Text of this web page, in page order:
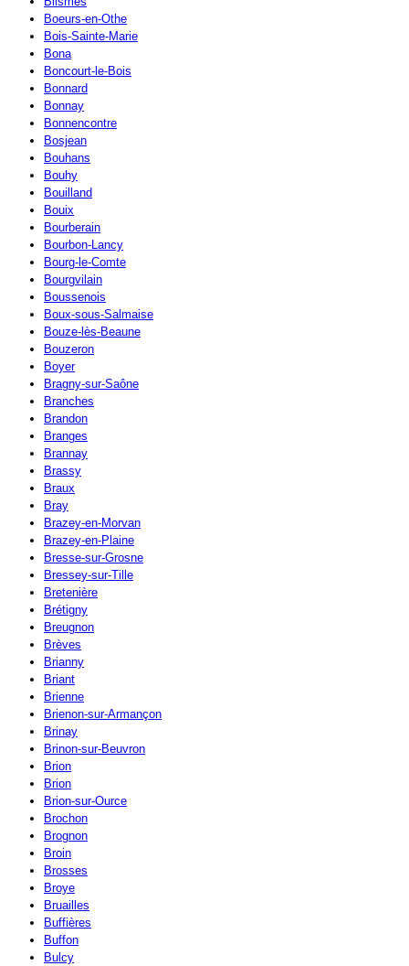
Boeurs-en-Othe
Bois-Sainte-Marie
Bona
Boncourt-le-Bois
Bonnard
Bonnay
Bonnencontre
Bosjean
Bouhans
Bouhy
Bouilland
Bouix
Bourberain
Bourbon-Lancy
Bourg-le-Comte
Bourgvilain
Boussenois
Boux-sous-Salmaise
Bouze-lès-Beaune
Bouzeron
Boyer
Bragny-sur-Saône
Branches
Brandon
Branges
Brannay
Brassy
Braux
Bray
Brazey-en-Morvan
Brazey-en-Plaine
Bresse-sur-Grosne
Bressey-sur-Tille
Bretenière
Brétigny
Breugnon
Brèves
Brianny
Briant
Brienne
Brienon-sur-Armançon
Brinay
Brinon-sur-Beuvron
Brion
Brion
Brion-sur-Ource
Brochon
Brognon
Broin
Brosses
Broye
Bruailles
Buffières
Buffon
Bulcy